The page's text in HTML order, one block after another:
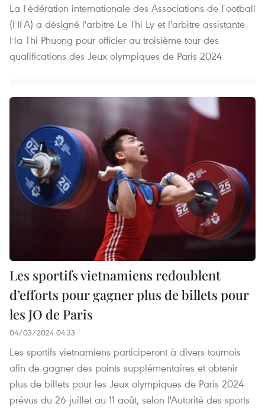
La Fédération internationale des Associations de Football
(FIFA) a désigné l'arbitre Le Thi Ly et l'arbitre assistante
Ha Thi Phuong pour officier au troisième tour des
qualifications des Jeux olympiques de Paris 2024
Les sportifs vietnamiens redoublent
d’efforts pour gagner plus de billets pour
les JO de Paris
04/03/2024 04:33
Les sportifs vietnamiens participeront à divers tournois
afin de gagner des points supplémentaires et obtenir
plus de billets pour les Jeux olympiques de Paris 2024
prévus du 26 juillet au 11 août, selon l'Autorité des sports